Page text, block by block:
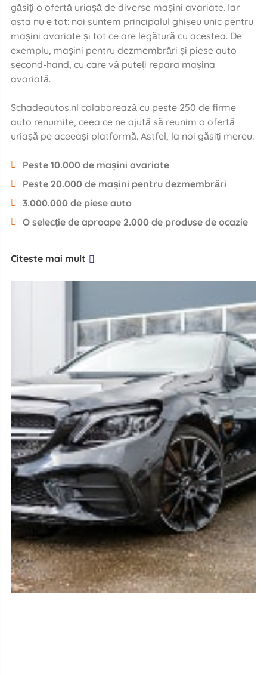
găsiți o ofertă uriașă de diverse mașini avariate. Iar
asta nu e tot: noi suntem principalul ghișeu unic pentru
mașini avariate și tot ce are legătură cu acestea. De
exemplu, mașini pentru dezmembrări și piese auto
second-hand, cu care vă puteți repara mașina
avariată.
Schadeautos.nl colaborează cu peste 250 de firme
auto renumite, ceea ce ne ajută să reunim o ofertă
uriașă pe aceeași platformă. Astfel, la noi găsiți mereu:
Peste 10.000 de mașini avariate
Peste 20.000 de mașini pentru dezmembrări
3.000.000 de piese auto
O selecție de aproape 2.000 de produse de ocazie
Citeste mai mult